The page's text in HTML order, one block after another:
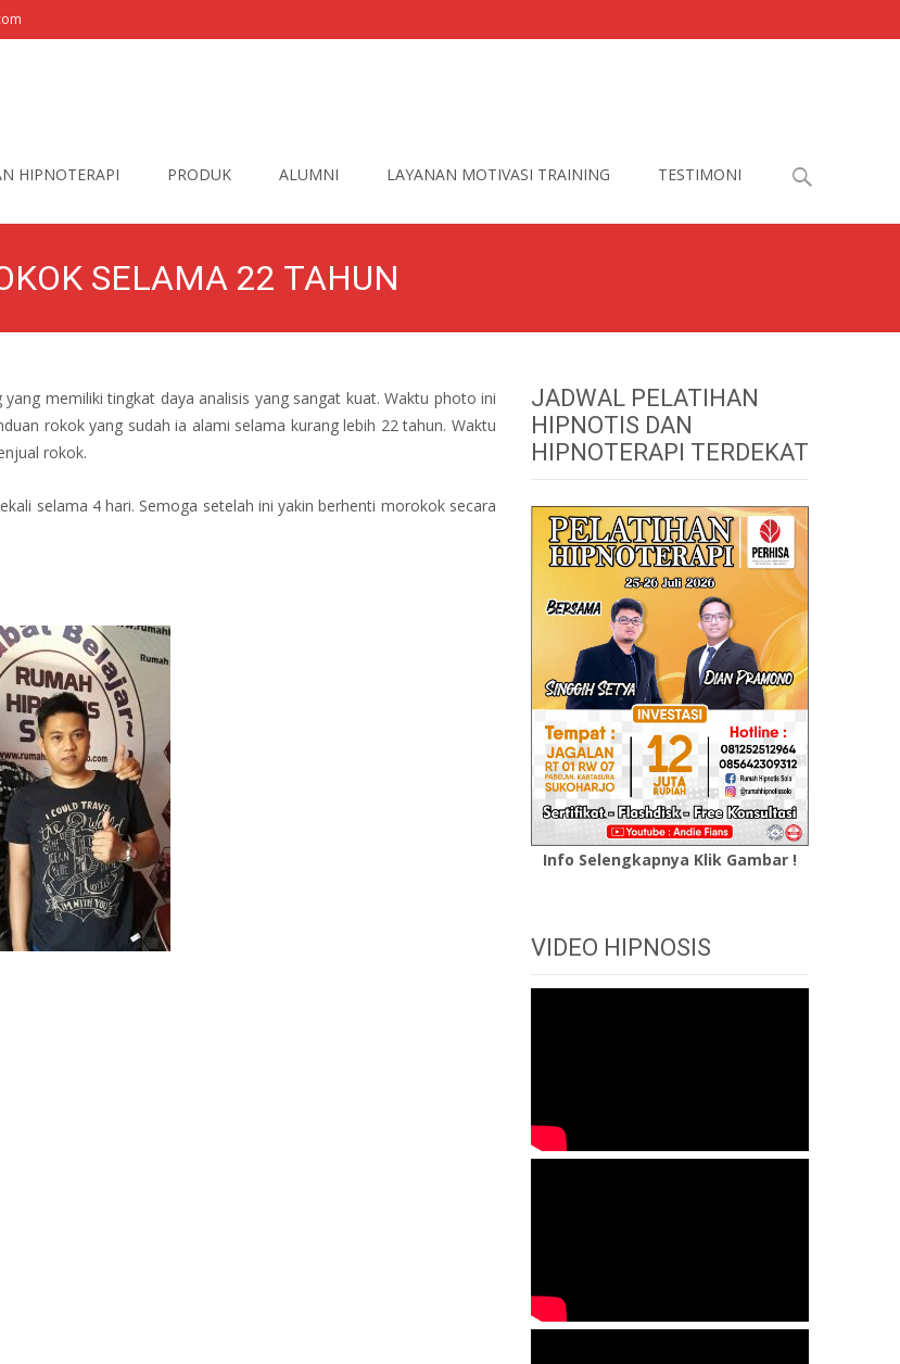
HIPNOTERAPI PRODUK ALUMNI LAYANAN MOTIVASI TRAINING TESTIMONI
Search
SELAMA 22 TAHUN
memiliki tingkat daya analisis yang sangat kuat. Waktu photo ini
rokok yang sudah ia alami selama kurang lebih 22 tahun. Waktu
rokok.
selama 4 hari. Semoga setelah ini yakin berhenti morokok secara
JADWAL PELATIHAN
HIPNOTIS DAN
HIPNOTERAPI TERDEKAT
Info Selengkapnya Klik Gambar !
VIDEO HIPNOSIS